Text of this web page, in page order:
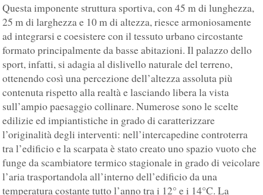
Questa imponente struttura sportiva, con 45 m di lunghezza,
25 m di larghezza e 10 m di altezza, riesce armoniosamente
ad integrarsi e coesistere con il tessuto urbano circostante
formato principalmente da basse abitazioni. Il palazzo dello
sport, infatti, si adagia al dislivello naturale del terreno,
ottenendo così una percezione dell’altezza assoluta più
contenuta rispetto alla realtà e lasciando libera la vista
sull’ampio paesaggio collinare. Numerose sono le scelte
edilizie ed impiantistiche in grado di caratterizzare
l’originalità degli interventi: nell’intercapedine controterra
tra l’edificio e la scarpata è stato creato uno spazio vuoto che
funge da scambiatore termico stagionale in grado di veicolare
l’aria trasportandola all’interno dell’edificio da una
temperatura costante tutto l’anno tra i 12° e i 14°C. La